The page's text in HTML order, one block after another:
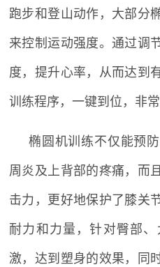
跑步和登山动作，大部分
来控制运动强度。通过调
度，提升心率，从而达到
训练程序，一键到位，非常
椭圆机训练不仅能预
周炎及上背部的疼痛，而
击力，更好地保护了膝关
耐力和力量，针对臀部
激，达到塑身的效果，同